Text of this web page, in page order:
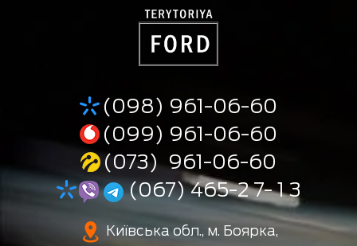
(098) 961-06-60
(099) 961-06-60
(073) 961-06-60
(067) 465-2 7- 1 3
Київська обл., м. Боярка,